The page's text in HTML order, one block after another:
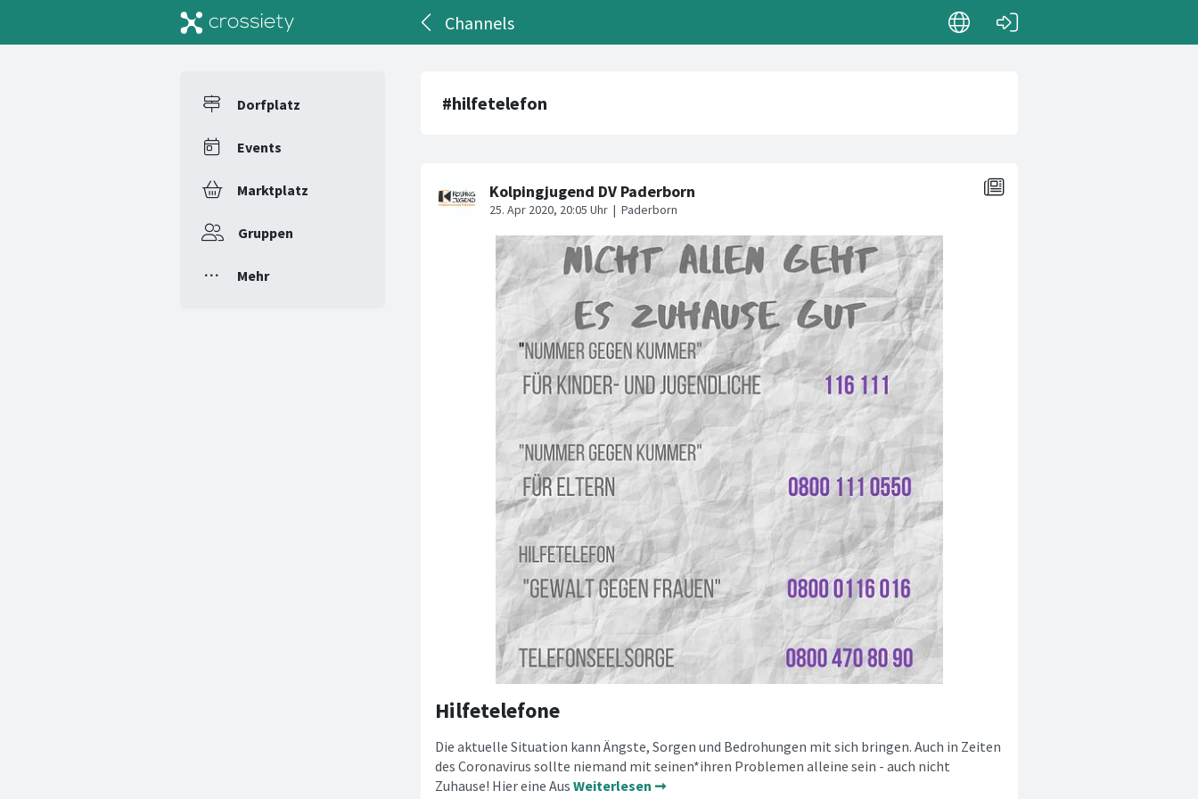
Channels
Dorfplatz
Events
Marktplatz
Gruppen
Mehr
#hilfetelefon
Hilfetelefone
Die aktuelle Situation kann Ängste, Sorgen und Bedrohungen mit sich bringen. Auch in Zeiten
des Coronavirus sollte niemand mit seinen*ihren Problemen alleine sein - auch nicht
Zuhause! Hier eine Aus Weiterlesen ➞